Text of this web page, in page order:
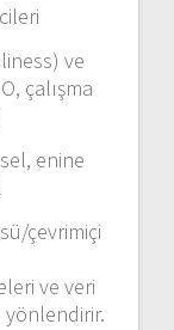
ve
çalışma
enine
çevrimiçi
ve veri